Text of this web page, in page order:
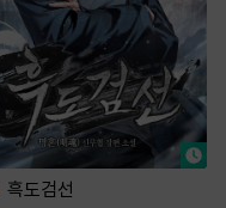
흑도검선